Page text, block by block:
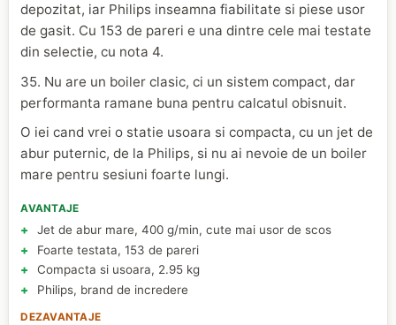
depozitat, iar Philips inseamna fiabilitate si piese usor
de gasit. Cu 153 de pareri e una dintre cele mai testate
din selectie, cu nota 4.
35. Nu are un boiler clasic, ci un sistem compact, dar
performanta ramane buna pentru calcatul obisnuit.
O iei cand vrei o statie usoara si compacta, cu un jet de
abur puternic, de la Philips, si nu ai nevoie de un boiler
mare pentru sesiuni foarte lungi.
AVANTAJE
Jet de abur mare, 400 g/min, cute mai usor de scos
Foarte testata, 153 de pareri
Compacta si usoara, 2.95 kg
Philips, brand de incredere
DEZAVANTAJE